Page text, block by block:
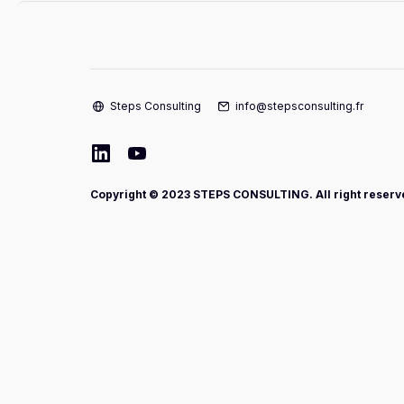
Steps Consulting info@stepsconsulting.fr
Copyright © 2023 STEPS CONSULTING. All right